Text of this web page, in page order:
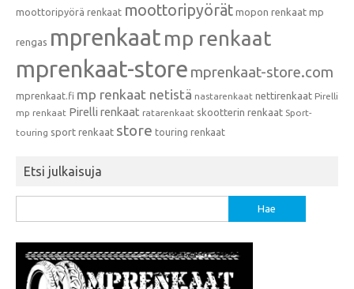
moottoripyörä renkaat moottoripyörät mopon renkaat mp
rengas mprenkaat mp renkaat
mprenkaat-store mprenkaat-store.com
mprenkaat.fi mp renkaat netistä nastarenkaat nettirenkaat Pirelli
mp renkaat Pirelli renkaat ratarenkaat skootterin renkaat Sport-
touring sport renkaat store touring renkaat
Etsi julkaisuja